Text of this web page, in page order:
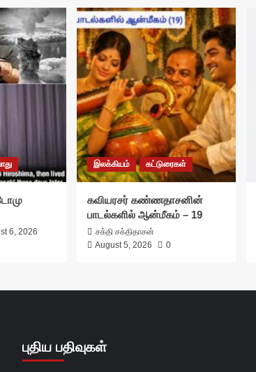
6, 2026
இலக்கியம் கட்டுரைகள்
கவியரசர் கண்ணதாசனின்
பாடல்களில் ஆன்மீகம் – 19
சக்தி சக்திதாசன்
August 5, 2026
0
புதிய பதிவுகள்